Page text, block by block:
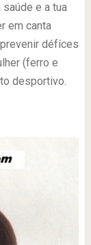
e a tua
em canta
défíces
(ferro e
desportivo.